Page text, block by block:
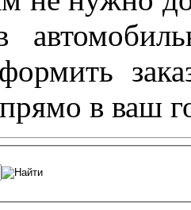
в ваш